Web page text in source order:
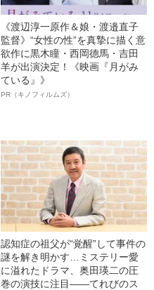
《渡辺淳一原作＆娘・渡邉直子
監督》“女性の性”を真摯に描く意
欲作に黒木瞳・西岡德馬・吉田
羊が出演決定！《映画『月がみ
ている』》
PR（キノフィルムズ）
認知症の祖父が“覚醒”して事件の
謎を解き明かす…ミステリー愛
に溢れたドラマ、奥田瑛二の圧
巻の演技に注目――てれびのス